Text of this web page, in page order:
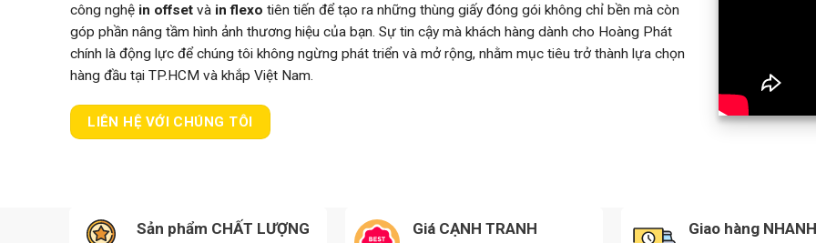
công nghệ in offset và in flexo tiên tiến để tạo ra những thùng giấy đóng gói không chỉ bền mà còn
góp phần nâng tầm hình ảnh thương hiệu của bạn. Sự tin cậy mà khách hàng dành cho Hoàng Phát
chính là động lực để chúng tôi không ngừng phát triển và mở rộng, nhằm mục tiêu trở thành lựa chọn
hàng đầu tại TP.HCM và khắp Việt Nam.
LIÊN HỆ VỚI CHÚNG TÔI
Sản phẩm CHẤT LƯỢNG Giá CẠNH TRANH Giao hàng NHANH